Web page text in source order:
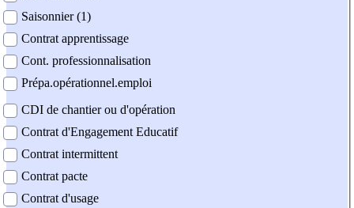
Saisonnier (1)
Contrat apprentissage
Cont. professionnalisation
Prépa.opérationnel.emploi
CDI de chantier ou d'opération
Contrat d'Engagement Educatif
Contrat intermittent
Contrat pacte
Contrat d'usage